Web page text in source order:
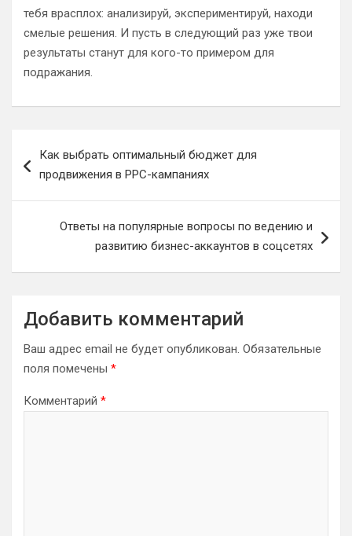
тебя врасплох: анализируй, экспериментируй, находи
смелые решения. И пусть в следующий раз уже твои
результаты станут для кого-то примером для
подражания.
по
Как выбрать оптимальный бюджет для
продвижения в PPC-кампаниях
Ответы на популярные вопросы по ведению и
развитию бизнес-аккаунтов в соцсетях
Добавить комментарий
Ваш адрес email не будет опубликован. Обязательные
поля помечены *
Комментарий *